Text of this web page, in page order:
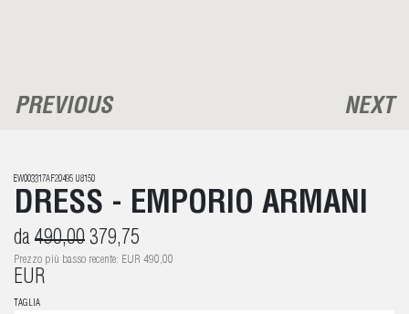
PREVIOUS NEXT
EW003317AF20495 U8150
DRESS - EMPORIO ARMANI
da 490,00 379,75
Prezzo più basso recente: EUR 490,00
EUR
TAGLIA